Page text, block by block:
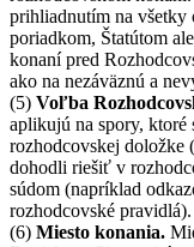
prihliadnutím na
poriadkom, Štatútom
konaní pred
ako na nezáväznú a
(5) Voľba
aplikujú na spory, ktoré
rozhodcovskej doložke
dohodli riešiť v
súdom (napríklad
rozhodcovské pravidlá).
(6) Miesto konania.